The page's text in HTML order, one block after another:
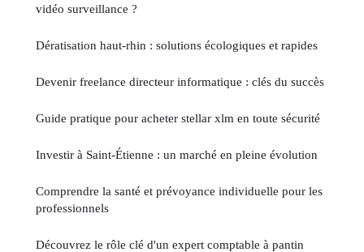
vidéo surveillance ?
Dératisation haut-rhin : solutions écologiques et rapides
Devenir freelance directeur informatique : clés du succès
Guide pratique pour acheter stellar xlm en toute sécurité
Investir à Saint-Étienne : un marché en pleine évolution
Comprendre la santé et prévoyance individuelle pour les
professionnels
Découvrez le rôle clé d'un expert comptable à pantin